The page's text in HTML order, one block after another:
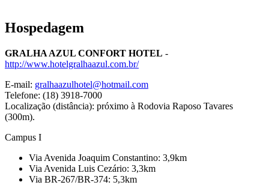
Hospedagem
GRALHA AZUL CONFORT HOTEL -
http://www.hotelgralhaazul.com.br/
E-mail: gralhaazulhotel@hotmail.com
Telefone: (18) 3918-7000
Localização (distância): próximo à Rodovia Raposo Tavares
(300m).
Campus I
Via Avenida Joaquim Constantino: 3,9km
Via Avenida Luis Cezário: 3,3km
Via BR-267/BR-374: 5,3km